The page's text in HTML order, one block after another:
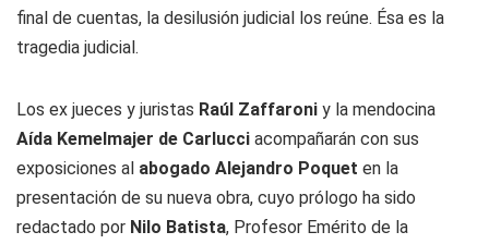
final de cuentas, la desilusión judicial los reúne. Ésa es la
tragedia judicial.
Los ex jueces y juristas Raúl Zaffaroni y la mendocina
Aída Kemelmajer de Carlucci acompañarán con sus
exposiciones al abogado Alejandro Poquet en la
presentación de su nueva obra, cuyo prólogo ha sido
redactado por Nilo Batista, Profesor Emérito de la